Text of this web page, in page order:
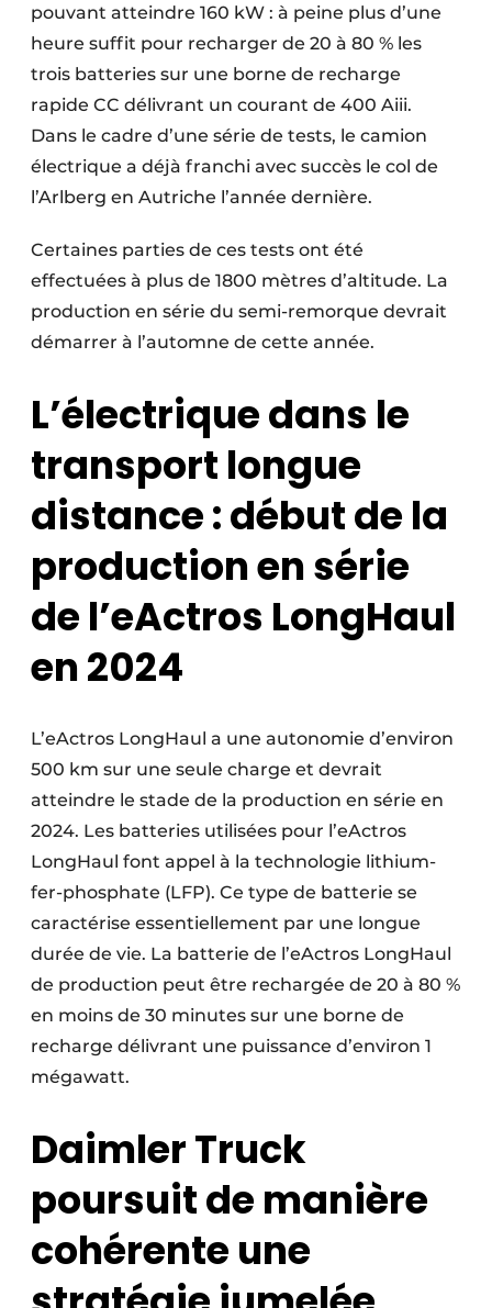
pouvant atteindre 160 kW : à peine plus d’une
heure suffit pour recharger de 20 à 80 % les
trois batteries sur une borne de recharge
rapide CC délivrant un courant de 400 Aiii.
Dans le cadre d’une série de tests, le camion
électrique a déjà franchi avec succès le col de
l’Arlberg en Autriche l’année dernière.
Certaines parties de ces tests ont été
effectuées à plus de 1800 mètres d’altitude. La
production en série du semi-remorque devrait
démarrer à l’automne de cette année.
L’électrique dans le
transport longue
distance : début de la
production en série
de l’eActros LongHaul
en 2024
L’eActros LongHaul a une autonomie d’environ
500 km sur une seule charge et devrait
atteindre le stade de la production en série en
2024. Les batteries utilisées pour l’eActros
LongHaul font appel à la technologie lithium-
fer-phosphate (LFP). Ce type de batterie se
caractérise essentiellement par une longue
durée de vie. La batterie de l’eActros LongHaul
de production peut être rechargée de 20 à 80 %
en moins de 30 minutes sur une borne de
recharge délivrant une puissance d’environ 1
mégawatt.
Daimler Truck
poursuit de manière
cohérente une